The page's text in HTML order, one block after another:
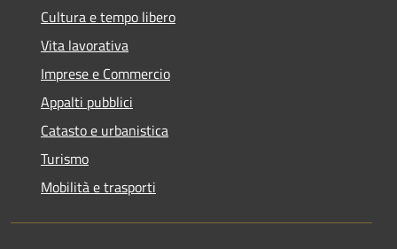
Cultura e tempo libero
Vita lavorativa
Imprese e Commercio
Appalti pubblici
Catasto e urbanistica
Turismo
Mobilità e trasporti